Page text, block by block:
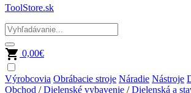
ToolStore.sk
0,00€
Výrobcovia Obrábacie stroje Náradie Nástroje
Obchod /Dielenské vybavenie /Dielenská a